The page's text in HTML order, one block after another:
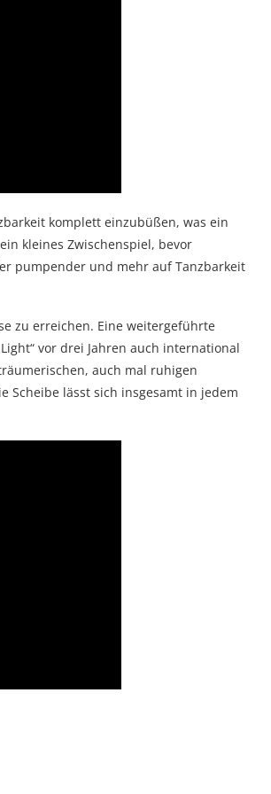
komplett einzubüßen, was ein
kleines Zwischenspiel, bevor
pumpender und mehr auf Tanzbarkeit
zu erreichen. Eine weitergeführte
vor drei Jahren auch international
auch mal ruhigen
Scheibe lässt sich insgesamt in jedem